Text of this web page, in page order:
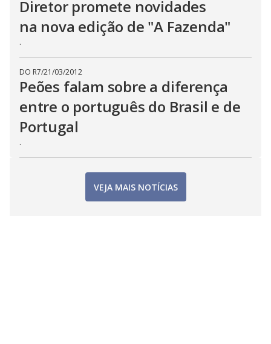
Diretor promete novidades
na nova edição de "A Fazenda"
.
DO R7/21/03/2012
Peões falam sobre a diferença
entre o português do Brasil e de
Portugal
.
VEJA MAIS NOTÍCIAS